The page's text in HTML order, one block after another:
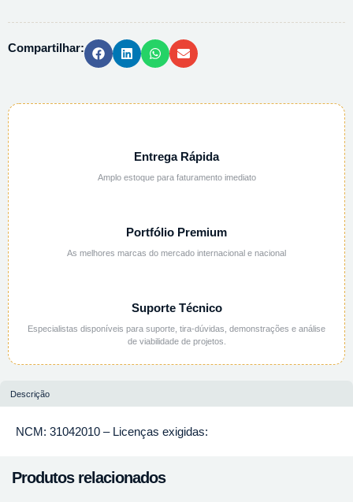
1KG
Compartilhar:
Entrega Rápida
Amplo estoque para faturamento imediato
Portfólio Premium
As melhores marcas do mercado internacional e nacional
Suporte Técnico
Especialistas disponíveis para suporte, tira-dúvidas, demonstrações e análise
de viabilidade de projetos.
Descrição
NCM: 31042010 – Licenças exigidas:
Produtos relacionados